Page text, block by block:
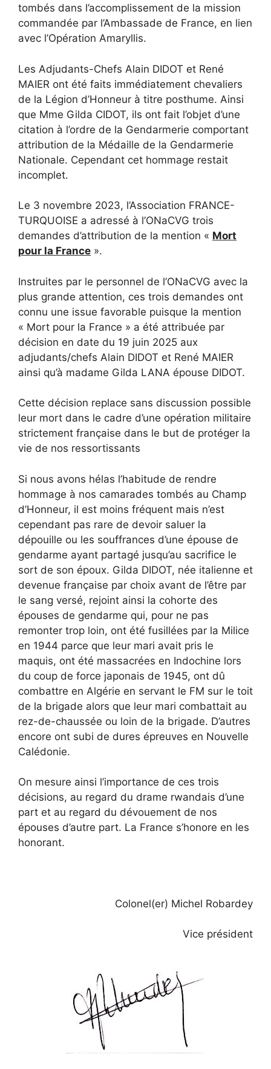
tombés dans l’accomplissement de la mission
commandée par l’Ambassade de France, en lien
avec l’Opération Amaryllis.
Les Adjudants-Chefs Alain DIDOT et René
MAIER ont été faits immédiatement chevaliers
de la Légion d’Honneur à titre posthume. Ainsi
que Mme Gilda CIDOT, ils ont fait l’objet d’une
citation à l’ordre de la Gendarmerie comportant
attribution de la Médaille de la Gendarmerie
Nationale. Cependant cet hommage restait
incomplet.
Le 3 novembre 2023, l’Association FRANCE-
TURQUOISE a adressé à l’ONaCVG trois
demandes d’attribution de la mention « Mort
pour la France ».
Instruites par le personnel de l’ONaCVG avec la
plus grande attention, ces trois demandes ont
connu une issue favorable puisque la mention
« Mort pour la France » a été attribuée par
décision en date du 19 juin 2025 aux
adjudants/chefs Alain DIDOT et René MAIER
ainsi qu’à madame Gilda LANA épouse DIDOT.
Cette décision replace sans discussion possible
leur mort dans le cadre d’une opération militaire
strictement française dans le but de protéger la
vie de nos ressortissants
Si nous avons hélas l’habitude de rendre
hommage à nos camarades tombés au Champ
d’Honneur, il est moins fréquent mais n’est
cependant pas rare de devoir saluer la
dépouille ou les souffrances d’une épouse de
gendarme ayant partagé jusqu’au sacrifice le
sort de son époux. Gilda DIDOT, née italienne et
devenue française par choix avant de l’être par
le sang versé, rejoint ainsi la cohorte des
épouses de gendarme qui, pour ne pas
remonter trop loin, ont été fusillées par la Milice
en 1944 parce que leur mari avait pris le
maquis, ont été massacrées en Indochine lors
du coup de force japonais de 1945, ont dû
combattre en Algérie en servant le FM sur le toit
de la brigade alors que leur mari combattait au
rez-de-chaussée ou loin de la brigade. D’autres
encore ont subi de dures épreuves en Nouvelle
Calédonie.
On mesure ainsi l’importance de ces trois
décisions, au regard du drame rwandais d’une
part et au regard du dévouement de nos
épouses d’autre part. La France s’honore en les
honorant.
Colonel(er) Michel Robardey
Vice président